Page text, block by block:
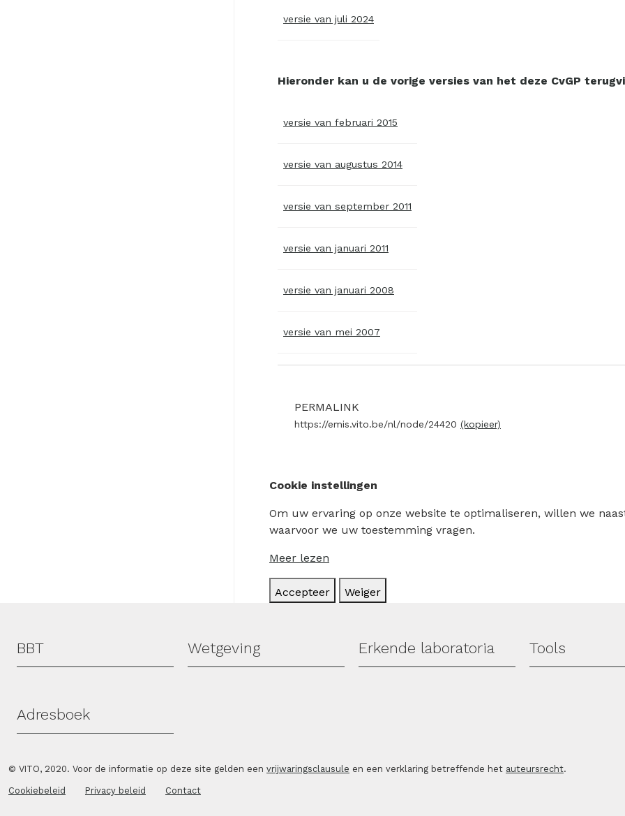
versie van juli 2024
Hieronder kan u de vorige versies van het deze CvGP
versie van februari 2015
versie van augustus 2014
versie van september 2011
versie van januari 2011
versie van januari 2008
versie van mei 2007
PERMALINK
https://emis.vito.be/nl/node/24420 (kopieer)
Cookie instellingen
Om uw ervaring op onze website te optimaliseren, willen we
waarvoor we uw toestemming vragen.
Meer lezen
Accepteer Weiger
Hoofdmenu
BBT Wetgeving Erkende laboratoria Tools
Adresboek
© VITO, 2020. Voor de informatie op deze site gelden een vrijwaringsclausule en een verklaring betreffende het auteursrecht.
Cookiebeleid Privacy beleid Contact